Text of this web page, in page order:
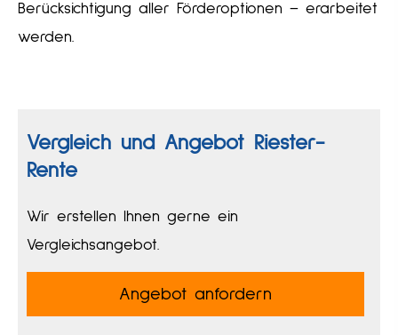
Berücksichtigung aller Förderoptionen – erarbeitet
werden.
Vergleich und Angebot Riester-
Rente
Wir erstellen Ihnen gerne ein
Vergleichsangebot.
An­ge­bot an­for­dern